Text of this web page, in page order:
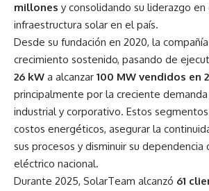
millones y consolidando su liderazgo
infraestructura solar en el país.
Desde su fundación en 2020, la
crecimiento sostenido, pasando de
26 kW a alcanzar 100 MW vendidos en
principalmente por la creciente
industrial y corporativo. Estos
costos energéticos, asegurar la
sus procesos y disminuir su dependencia
eléctrico nacional.
Durante 2025, SolarTeam alcanzó 61